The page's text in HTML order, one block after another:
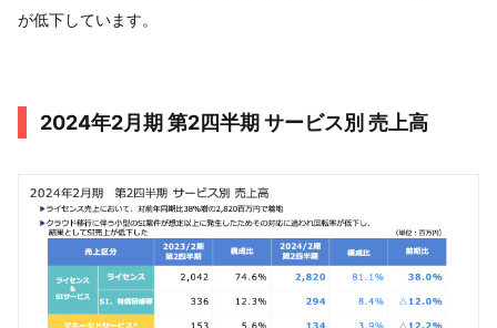
が低下しています。
2024年2月期 第2四半期 サービス別 売上高